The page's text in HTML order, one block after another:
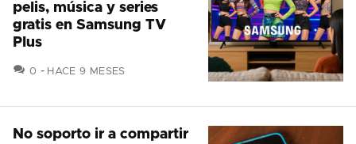
pelis, música y series
gratis en Samsung TV
Plus
0 COMENTARIOS
HACE 9 MESES
No soporto ir a compartir